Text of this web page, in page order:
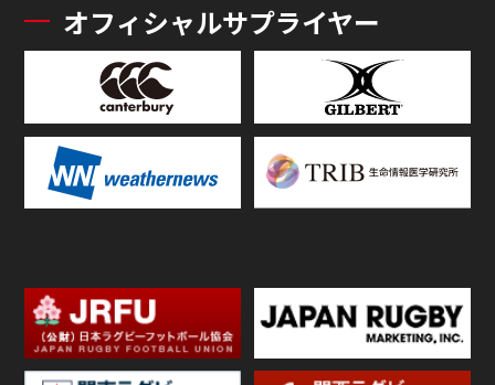
オフィシャルサプライヤー